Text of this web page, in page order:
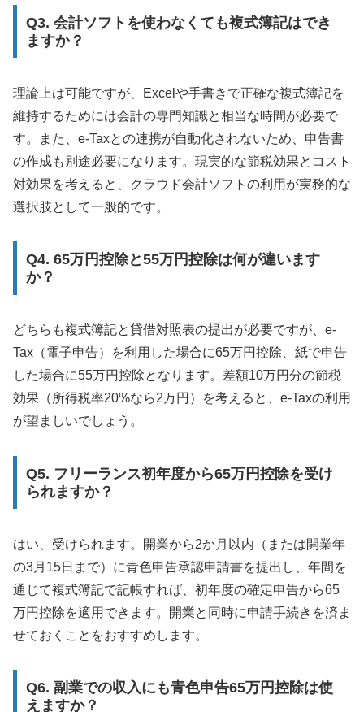
Q3. 会計ソフトを使わなくても複式簿記はでき
ますか？
理論上は可能ですが、Excelや手書きで正確な複式簿記を
維持するためには会計の専門知識と相当な時間が必要で
す。また、e-Taxとの連携が自動化されないため、申告書
の作成も別途必要になります。現実的な節税効果とコスト
対効果を考えると、クラウド会計ソフトの利用が実務的な
選択肢として一般的です。
Q4. 65万円控除と55万円控除は何が違います
か？
どちらも複式簿記と貸借対照表の提出が必要ですが、e-
Tax（電子申告）を利用した場合に65万円控除、紙で申告
した場合に55万円控除となります。差額10万円分の節税
効果（所得税率20%なら2万円）を考えると、e-Taxの利用
が望ましいでしょう。
Q5. フリーランス初年度から65万円控除を受け
られますか？
はい、受けられます。開業から2か月以内（または開業年
の3月15日まで）に青色申告承認申請書を提出し、年間を
通じて複式簿記で記帳すれば、初年度の確定申告から65
万円控除を適用できます。開業と同時に申請手続きを済ま
せておくことをおすすめします。
Q6. 副業での収入にも青色申告65万円控除は使
えますか？